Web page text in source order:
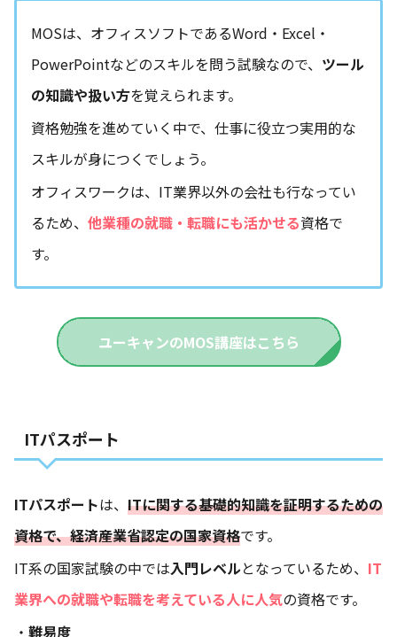
MOSは、オフィスソフトであるWord・Excel・
PowerPointなどのスキルを問う試験なので、 ツール
の知識や扱い方を覚えられます。
資格勉強を進めていく中で、仕事に役立つ実用的な
スキルが身につくでしょう。
オフィスワークは、IT業界以外の会社も行なってい
るため、 他業種の就職・転職にも活かせる資格で
す。
ユーキャンのMOS講座はこちら
ITパスポート
ITパスポートは、 ITに関する基礎的知識を証明するための
資格で、経済産業省認定の国家資格です。
IT系の国家試験の中では入門レベルとなっているため、 IT
業界への就職や転職を考えている人に人気の資格です。
・ 難易度